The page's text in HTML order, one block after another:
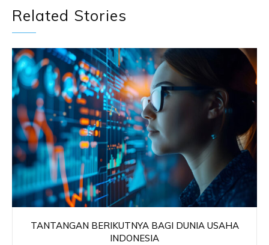
Related Stories
TANTANGAN BERIKUTNYA BAGI DUNIA USAHA
INDONESIA